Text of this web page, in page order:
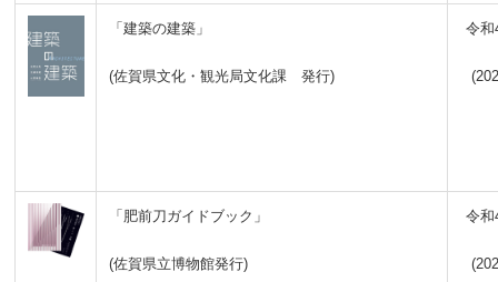
「建築の建築」
(佐賀県文化・観光局文化課 発行)
令和
「肥前刀ガイドブック」
(佐賀県立博物館発行)
令和